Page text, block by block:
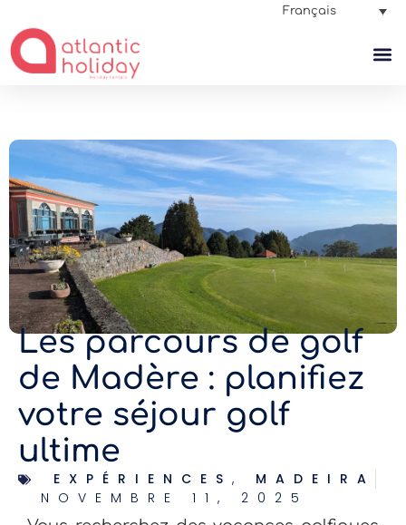
Français
Les parcours de golf
de Madère : planifiez
votre séjour golf
ultime
EXPÉRIENCES , MADEIRA
NOVEMBRE 11, 2025